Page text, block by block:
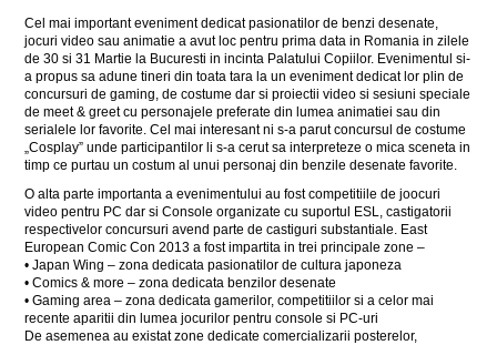
Cel mai important eveniment dedicat pasionatilor de benzi desenate,
jocuri video sau animatie a avut loc pentru prima data in Romania in zilele
de 30 si 31 Martie la Bucuresti in incinta Palatului Copiilor. Evenimentul si-
a propus sa adune tineri din toata tara la un eveniment dedicat lor plin de
concursuri de gaming, de costume dar si proiectii video si sesiuni speciale
de meet & greet cu personajele preferate din lumea animatiei sau din
serialele lor favorite. Cel mai interesant ni s-a parut concursul de costume
„Cosplay” unde participantilor li s-a cerut sa interpreteze o mica sceneta in
timp ce purtau un costum al unui personaj din benzile desenate favorite.
O alta parte importanta a evenimentului au fost competitiile de joocuri
video pentru PC dar si Console organizate cu suportul ESL, castigatorii
respectivelor concursuri avend parte de castiguri substantiale. East
European Comic Con 2013 a fost impartita in trei principale zone –
• Japan Wing – zona dedicata pasionatilor de cultura japoneza
• Comics & more – zona dedicata benzilor desenate
• Gaming area – zona dedicata gamerilor, competitiilor si a celor mai
recente aparitii din lumea jocurilor pentru console si PC-uri
De asemenea au existat zone dedicate comercializarii posterelor,